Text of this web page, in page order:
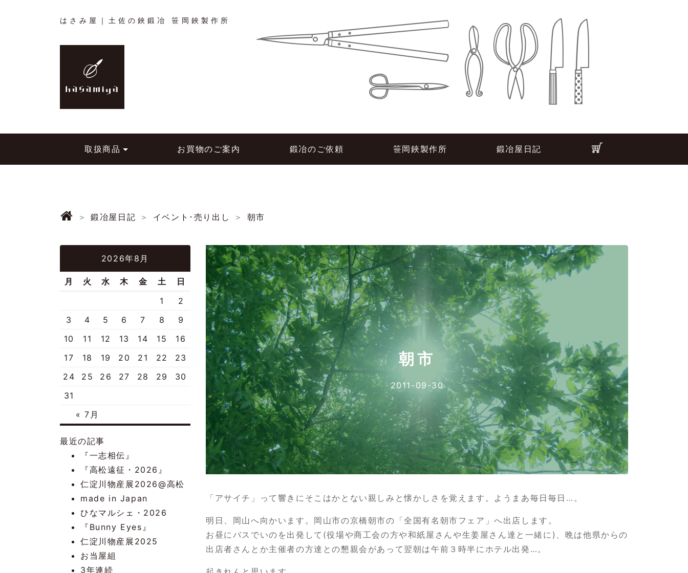
はさみ屋｜土佐の鋏鍛冶 笹岡鋏製作所
取扱商品 お買物のご案内 鍛冶のご依頼 笹岡鋏製作所 鍛冶屋日記
鍛冶屋日記 イベント･売り出し 朝市
朝市
2011-09-30
「アサイチ」って響きにそこはかとない親しみと懐かしさを覚えます。ようまあ毎日毎日…。
明日、岡山へ向かいます。岡山市の京橋朝市の「全国有名朝市フェア」へ出店します。
お昼にバスでいのを出発して(役場や商工会の方や和紙屋さんや生姜屋さん達と一緒に)、晩は他県からの
出店者さんとか主催者の方達との懇親会があって翌朝は午前３時半にホテル出発…。
2026年8月
月 火 水 木 金 土 日
« 7月
1
2
3
4 5 6 7 8
9
10
11 12 13 14 15
16
17
18 19 20 21 22
23
24
25 26 27 28 29
30
31
最近の記事
『一志相伝』
『高松遠征・2026』
仁淀川物産展2026@高松
made in Japan
ひなマルシェ・2026
『Bunny Eyes』
仁淀川物産展2025
お当屋組
3年連続